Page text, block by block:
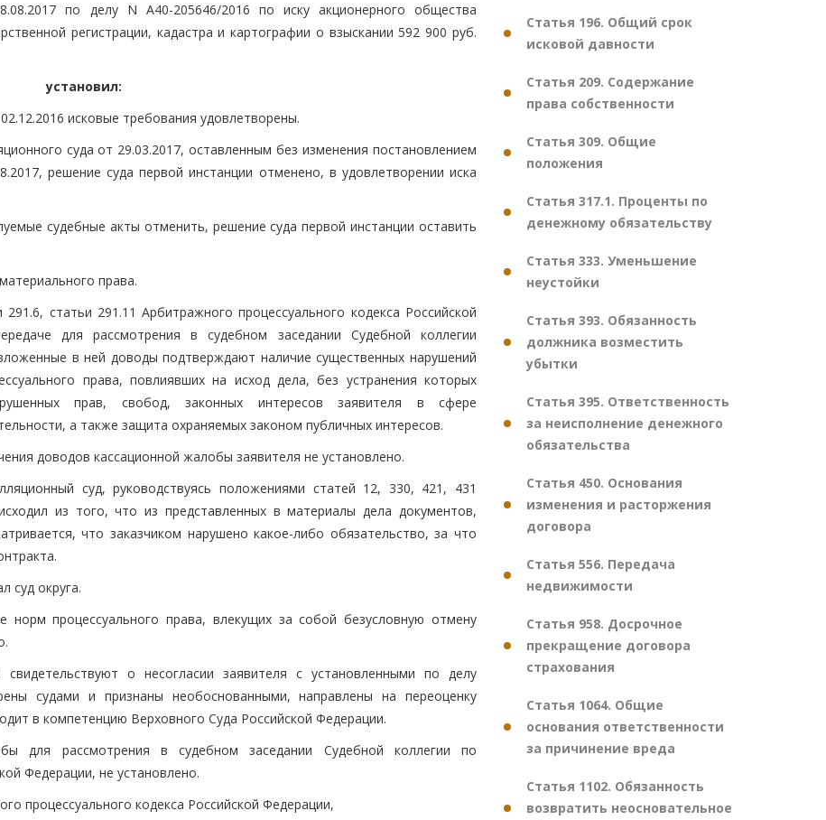
по делу N А40-205646/2016 по иску акционерного общества
регистрации, кадастра и картографии о взыскании 592 900 руб.
установил:
исковые требования удовлетворены.
суда от 29.03.2017, оставленным без изменения постановлением
решение суда первой инстанции отменено, в удовлетворении иска
судебные акты отменить, решение суда первой инстанции оставить
права.
статьи 291.11 Арбитражного процессуального кодекса Российской
для рассмотрения в судебном заседании Судебной коллегии
в ней доводы подтверждают наличие существенных нарушений
права, повлиявших на исход дела, без устранения которых
прав, свобод, законных интересов заявителя в сфере
а также защита охраняемых законом публичных интересов.
доводов кассационной жалобы заявителя не установлено.
суд, руководствуясь положениями статей 12, 330, 421, 431
из того, что из представленных в материалы дела документов,
что заказчиком нарушено какое-либо обязательство, за что
суд округа.
процессуального права, влекущих за собой безусловную отмену
о несогласии заявителя с установленными по делу
судами и признаны необоснованными, направлены на переоценку
в компетенцию Верховного Суда Российской Федерации.
для рассмотрения в судебном заседании Судебной коллегии по
Федерации, не установлено.
процессуального кодекса Российской Федерации,
Статья 196. Общий срок
исковой давности
Статья 209. Содержание
права собственности
Статья 309. Общие
положения
Статья 317.1. Проценты по
денежному обязательству
Статья 333. Уменьшение
неустойки
Статья 393. Обязанность
должника возместить
убытки
Статья 395. Ответственность
за неисполнение денежного
обязательства
Статья 450. Основания
изменения и расторжения
договора
Статья 556. Передача
недвижимости
Статья 958. Досрочное
прекращение договора
страхования
Статья 1064. Общие
основания ответственности
за причинение вреда
Статья 1102. Обязанность
возвратить неосновательное